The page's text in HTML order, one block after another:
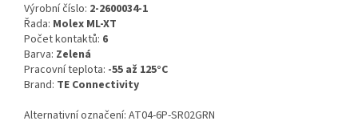
Výrobní číslo: 2-2600034-1
Řada: Molex ML-XT
Počet kontaktů: 6
Barva: Zelená
Pracovní teplota: -55 až 125°C
Brand: TE Connectivity
Alternativní označení: AT04-6P-SR02GRN